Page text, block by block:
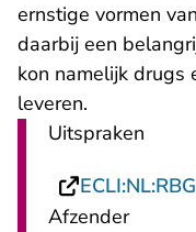
ernstige vormen
daarbij een
kon namelijk drugs
leveren.
Uitspraken
Afzender